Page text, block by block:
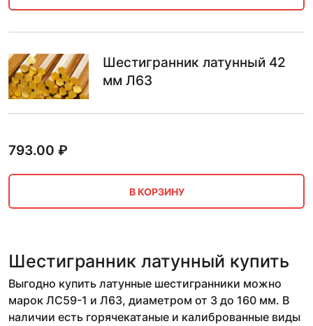
Шестигранник латунный 42
мм Л63
793.00 ₽
В КОРЗИНУ
Шестигранник латунный купить
Выгодно купить латунные шестигранники можно
марок ЛС59-1 и Л63, диаметром от 3 до 160 мм. В
наличии есть горячекатаные и калиброванные виды